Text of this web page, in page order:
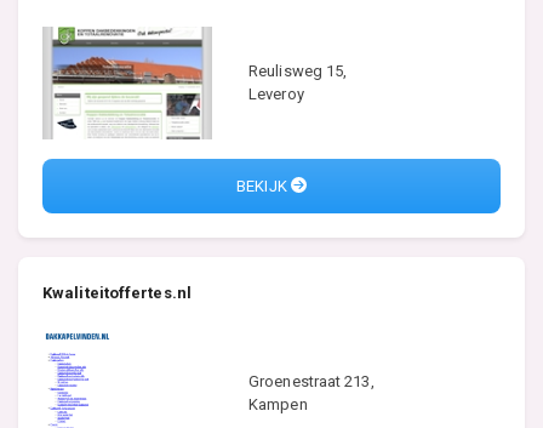
Reulisweg 15,
Leveroy
BEKIJK
Kwaliteitoffertes.nl
Groenestraat 213,
Kampen